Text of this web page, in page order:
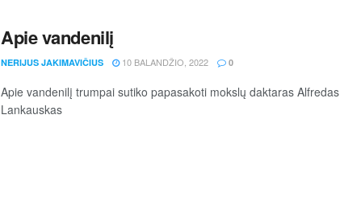
Apie vandenilį
NERIJUS JAKIMAVIČIUS 10 BALANDŽIO, 2022 0
Apie vandenilį trumpai sutiko papasakoti mokslų daktaras Alfredas
Lankauskas